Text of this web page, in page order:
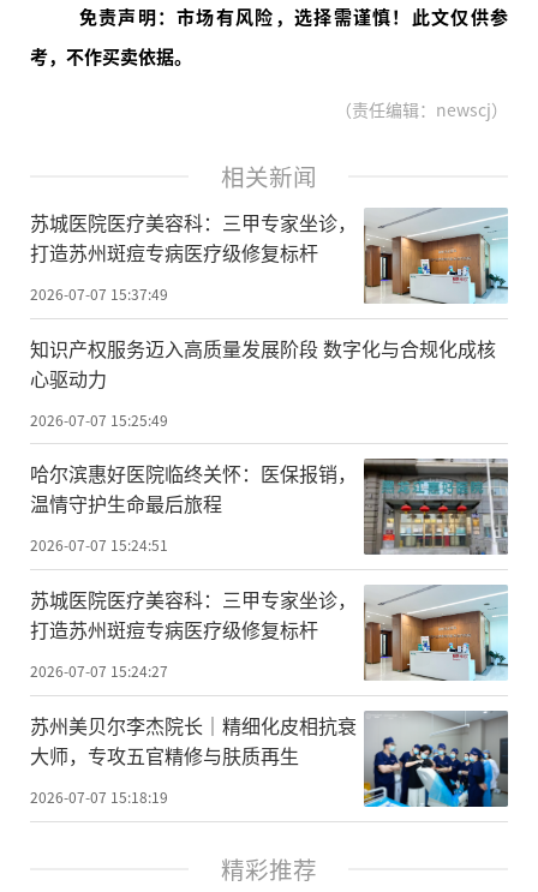
免责声明：市场有风险，选择需谨慎！此文仅供参
考，不作买卖依据。
（责任编辑：newscj）
相关新闻
苏城医院医疗美容科：三甲专家坐诊，
打造苏州斑痘专病医疗级修复标杆
2026-07-07 15:37:49
知识产权服务迈入高质量发展阶段 数字化与合规化成核
心驱动力
2026-07-07 15:25:49
哈尔滨惠好医院临终关怀：医保报销，
温情守护生命最后旅程
2026-07-07 15:24:51
苏城医院医疗美容科：三甲专家坐诊，
打造苏州斑痘专病医疗级修复标杆
2026-07-07 15:24:27
苏州美贝尔李杰院长｜精细化皮相抗衰
大师，专攻五官精修与肤质再生
2026-07-07 15:18:19
精彩推荐